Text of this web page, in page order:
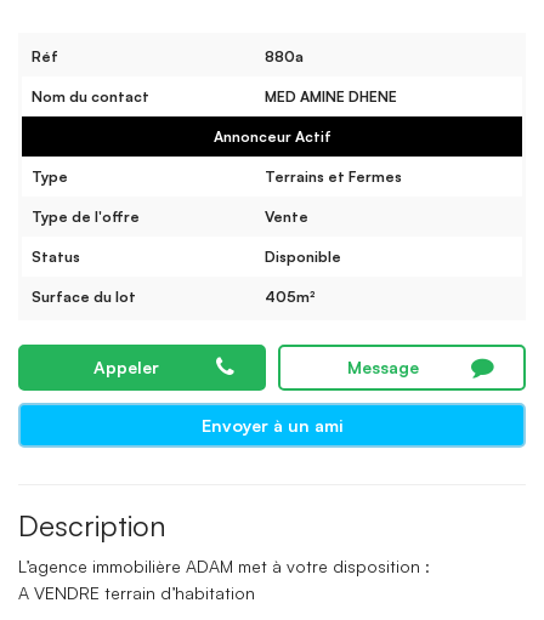
Réf 880a
Nom du contact MED AMINE DHENE
Annonceur Actif
Type Terrains et Fermes
Type de l'offre Vente
Status Disponible
Surface du lot 405m²
Appeler Message
Envoyer à un ami
Description
L’agence immobilière ADAM met à votre disposition :
A VENDRE terrain d’habitation